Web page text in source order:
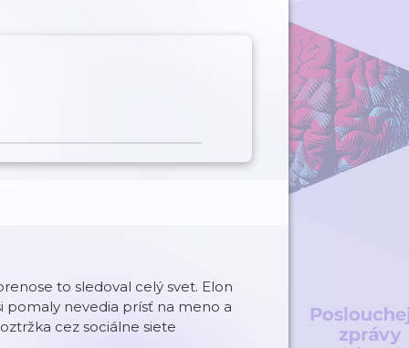
to sledoval celý svet. Elon
pomaly nevedia prísť na meno a
cez sociálne siete